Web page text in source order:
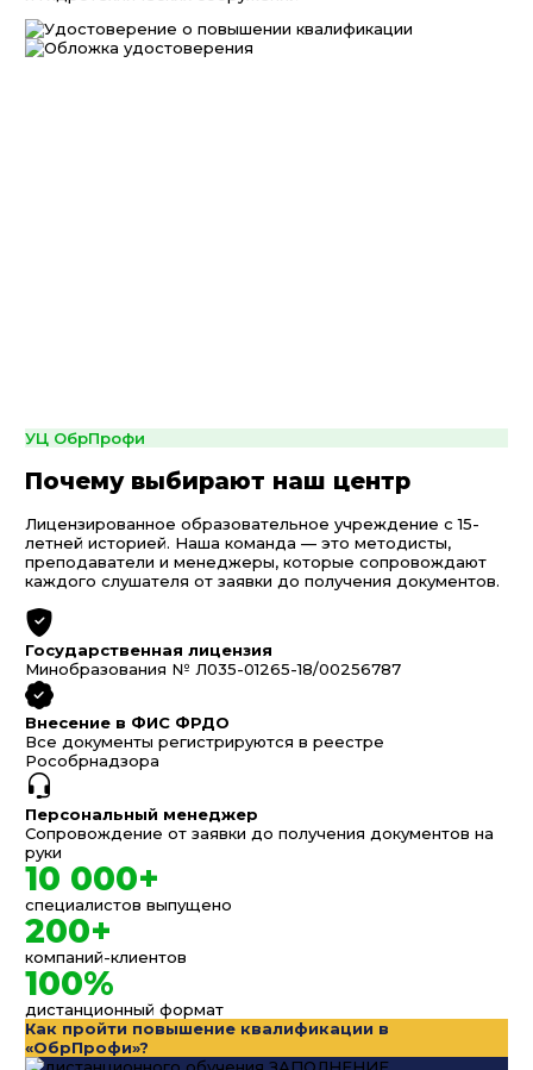
УЦ ОбрПрофи
Почему выбирают наш центр
Лицензированное образовательное учреждение с 15-
летней историей. Наша команда — это методисты,
преподаватели и менеджеры, которые сопровождают
каждого слушателя от заявки до получения документов.
Государственная лицензия
Минобразования № Л035-01265-18/00256787
Внесение в ФИС ФРДО
Все документы регистрируются в реестре
Рособрнадзора
Персональный менеджер
Сопровождение от заявки до получения документов на
руки
10 000+
специалистов выпущено
200+
компаний-клиентов
100%
дистанционный формат
Как пройти повышение квалификации в
«ОбрПрофи»?